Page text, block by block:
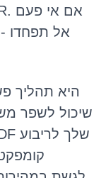
שיכול לשפר